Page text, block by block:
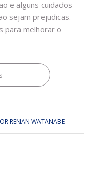
e alguns cuidados
sejam prejudicas.
para melhorar o
RENAN WATANABE